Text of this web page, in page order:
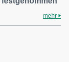
mehr